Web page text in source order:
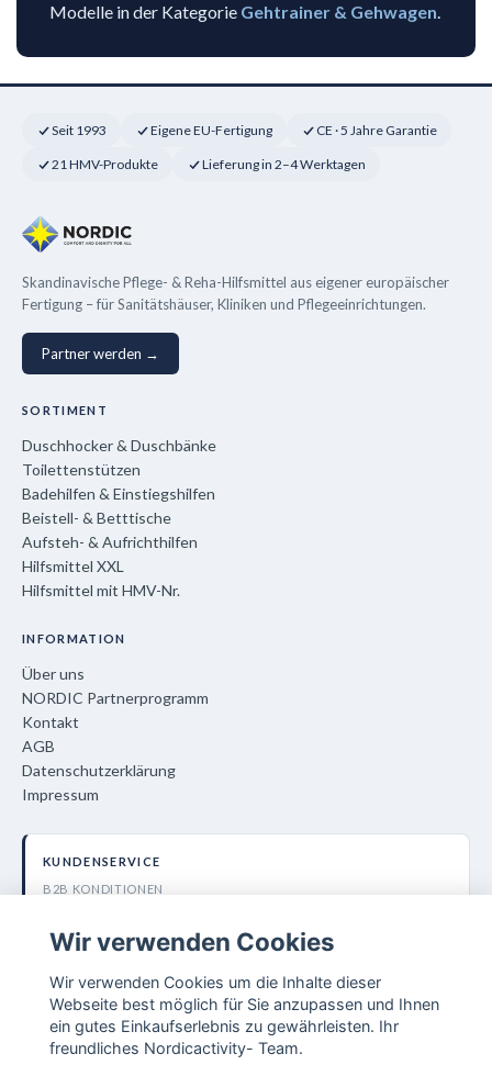
Modelle in der Kategorie Gehtrainer & Gehwagen.
Seit 1993 Eigene EU-Fertigung CE · 5 Jahre Garantie
21 HMV-Produkte Lieferung in 2–4 Werktagen
Skandinavische Pflege- & Reha-Hilfsmittel aus eigener europäischer
Fertigung – für Sanitätshäuser, Kliniken und Pflegeeinrichtungen.
Partner werden →
SORTIMENT
Duschhocker & Duschbänke
Toilettenstützen
Badehilfen & Einstiegshilfen
Beistell- & Betttische
Aufsteh- & Aufrichthilfen
Hilfsmittel XXL
Hilfsmittel mit HMV-Nr.
INFORMATION
Über uns
NORDIC Partnerprogramm
Kontakt
AGB
Datenschutzerklärung
Impressum
KUNDENSERVICE
B2B KONDITIONEN
info@nordiccare.de
Nordic Activity AB
Lokegatan 5, 263 37 Höganäs (SE)
Wir verwenden Cookies
Wir verwenden Cookies um die Inhalte dieser
Webseite best möglich für Sie anzupassen und Ihnen
ein gutes Einkaufserlebnis zu gewährleisten. Ihr
freundliches Nordicactivity- Team.